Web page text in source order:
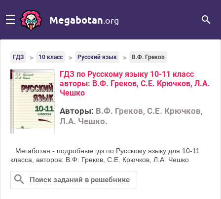
☰ Megabotan .org
ГДЗ 10 класс Русский язык В.Ф. Греков
ГДЗ по Русскому языку 10-11 класс
авторы: В.Ф. Греков, С.Е. Крючков, Л.А.
Чешко
Авторы: В.Ф. Греков, С.Е. Крючков,
Л.А. Чешко.
Мегаботан - подробные гдз по Русскому языку для 10‐11
класса, авторов: В.Ф. Греков, С.Е. Крючков, Л.А. Чешко